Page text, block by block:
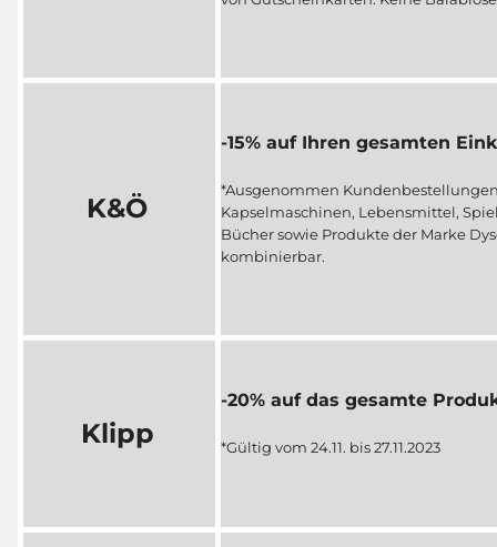
K&Ö
-15% auf Ihren gesamten
*Ausgenommen
Kapselmaschinen, Lebensmittel,
Bücher sowie Produkte der Marke
kombinierbar.
Klipp
-20% auf das gesamte
*Gültig vom 24.11. bis 27.11.2023